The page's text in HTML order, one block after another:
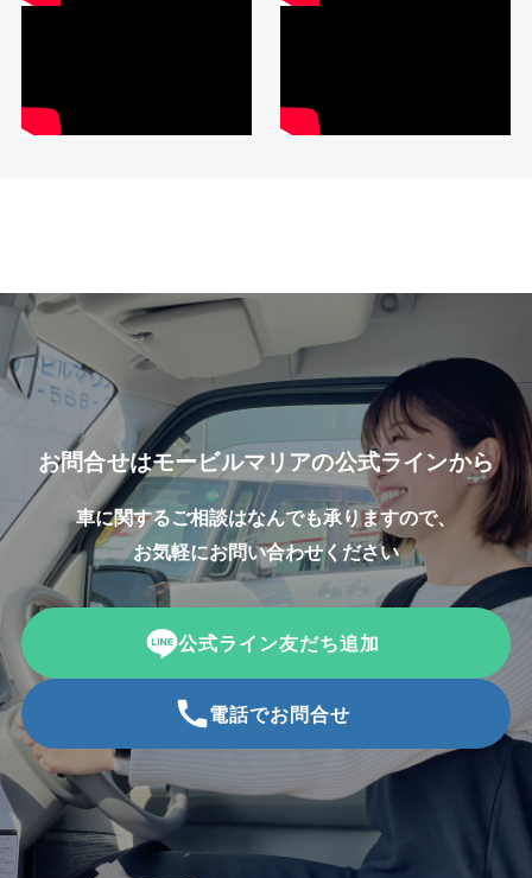
お問合せはモービルマリアの公式ラインから
車に関するご相談はなんでも承りますので、
お気軽にお問い合わせください
公式ライン友だち追加
電話でお問合せ